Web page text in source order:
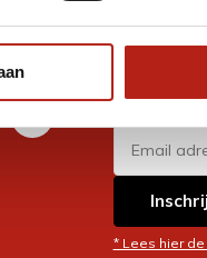
* Lees hier